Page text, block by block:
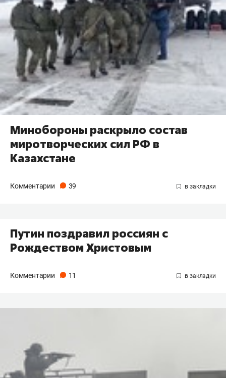
Минобороны раскрыло состав
миротворческих сил РФ в
Казахстане
Комментарии 39
Путин​ поздравил россиян с
Рождеством Христовым
Комментарии 11